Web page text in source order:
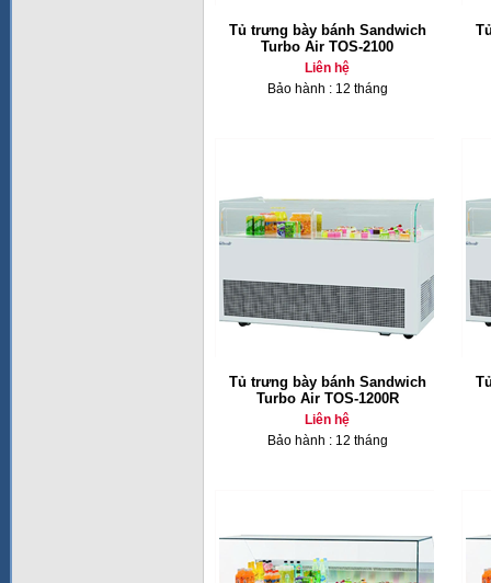
Tủ trưng bày bánh Sandwich
Turbo Air TOS-2100
Liên hệ
Bảo hành : 12 tháng
Tủ trưng bày bánh Sandwich
Turbo Air TOS-1200R
Liên hệ
Bảo hành : 12 tháng